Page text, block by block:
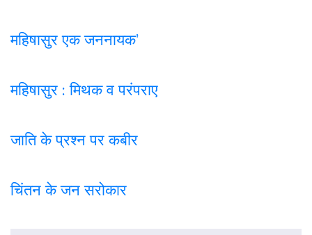
महिषासुर एक जननायक’
महिषासुर : मिथक व परंपराए
जाति के प्रश्न पर कबीर
चिंतन के जन सरोकार